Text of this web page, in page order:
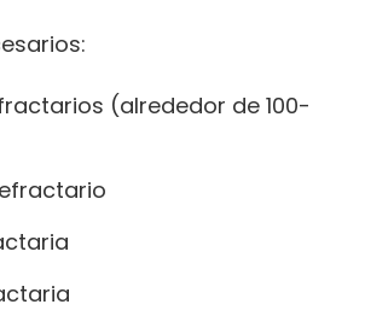
(alrededor de 100-